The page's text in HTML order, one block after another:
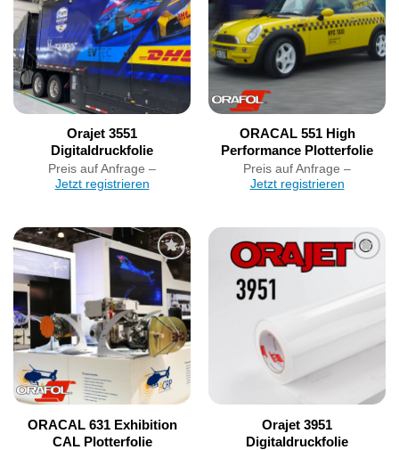
Orajet 3551
Digitaldruckfolie
Preis auf Anfrage –
Jetzt registrieren
ORACAL 551 High
Performance Plotterfolie
Preis auf Anfrage –
Jetzt registrieren
Artikel
merken
ORACAL 631 Exhibition
CAL Plotterfolie
Orajet 3951
Digitaldruckfolie